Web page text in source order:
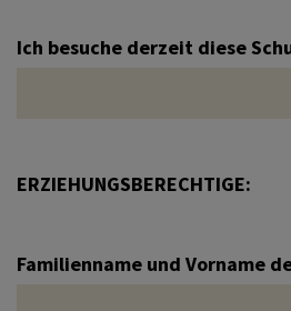
Ich besuche derzeit diese
ERZIEHUNGSBERECHTIGE:
Familienname und Vorname